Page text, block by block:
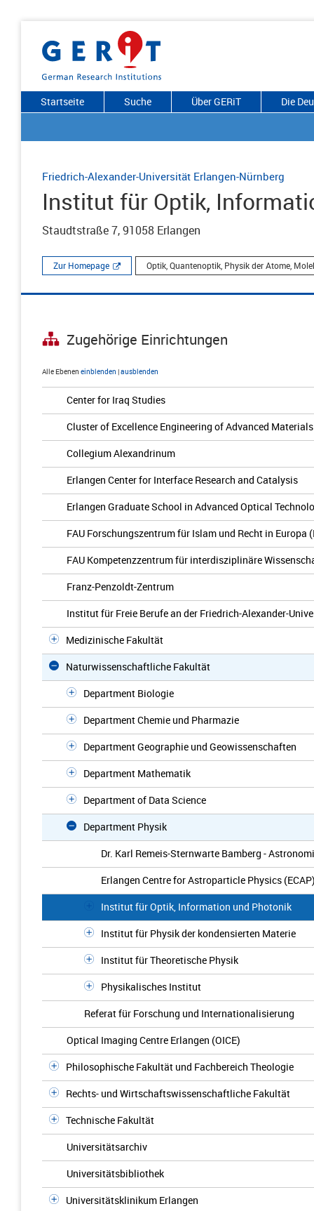
Startseite Suche Über GERiT Die
Friedrich-Alexander-Universität Erlangen-Nürnberg
Institut für Optik,
Staudtstraße 7, 91058 Erlangen
Zur Homepage Optik, Quantenoptik, Physik der Atome,
Zugehörige Einrichtungen
Alle Ebenen einblenden |ausblenden
Center for Iraq Studies
Cluster of Excellence Engineering of Advanced Materials
Collegium Alexandrinum
Erlangen Center for Interface Research and Catalysis
Erlangen Graduate School in Advanced Optical
FAU Forschungszentrum für Islam und Recht in Europa
FAU Kompetenzzentrum für interdisziplinäre
Franz-Penzoldt-Zentrum
Institut für Freie Berufe an der Friedrich-Alexander-
Medizinische Fakultät
Naturwissenschaftliche Fakultät
Department Biologie
Department Chemie und Pharmazie
Department Geographie und Geowissenschaften
Department Mathematik
Department of Data Science
Department Physik
Dr. Karl Remeis-Sternwarte Bamberg -
Erlangen Centre for Astroparticle Physics
Institut für Optik, Information und Photonik
Institut für Physik der kondensierten Materie
Institut für Theoretische Physik
Physikalisches Institut
Referat für Forschung und Internationalisierung
Optical Imaging Centre Erlangen (OICE)
Philosophische Fakultät und Fachbereich Theologie
Rechts- und Wirtschaftswissenschaftliche Fakultät
Technische Fakultät
Universitätsarchiv
Universitätsbibliothek
Universitätsklinikum Erlangen